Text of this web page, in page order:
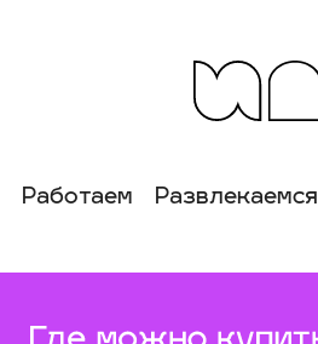
Работаем Развлекаемся